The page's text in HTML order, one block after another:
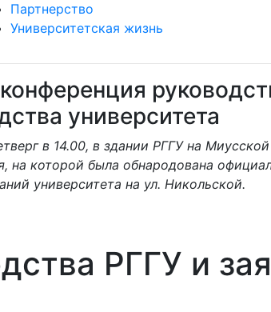
Партнерство
Университетская жизнь
университета
в 14.00, в здании РГГУ на
на которой была обнародована
университета на ул. Никольской.
РГГУ и